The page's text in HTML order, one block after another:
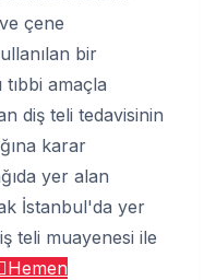
çene
bir
tıbbi amaçla
diş teli tedavisinin
karar
yer alan
İstanbul'da yer
teli muayenesi ile
Hemen